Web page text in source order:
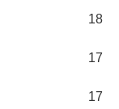
18
17
17